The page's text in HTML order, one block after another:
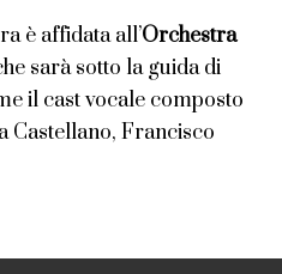
è affidata all’Orchestra
sarà sotto la guida di
il cast vocale composto
Castellano, Francisco